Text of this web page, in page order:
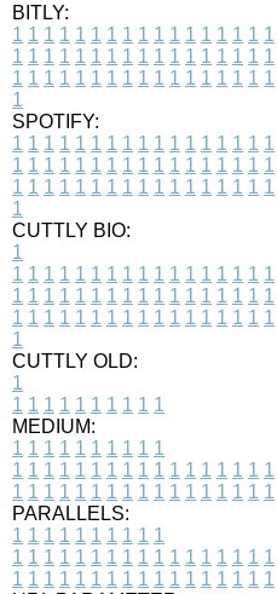
BITLY:
1 1 1 1 1 1 1 1 1 1 1 1 1 1 1 1 1
1 1 1 1 1 1 1 1 1 1 1 1 1 1 1 1 1
1 1 1 1 1 1 1 1 1 1 1 1 1 1 1 1 1
1
SPOTIFY:
1 1 1 1 1 1 1 1 1 1 1 1 1 1 1 1 1
1 1 1 1 1 1 1 1 1 1 1 1 1 1 1 1 1
1 1 1 1 1 1 1 1 1 1 1 1 1 1 1 1 1
1
CUTTLY BIO:
1
1 1 1 1 1 1 1 1 1 1 1 1 1 1 1 1 1
1 1 1 1 1 1 1 1 1 1 1 1 1 1 1 1 1
1 1 1 1 1 1 1 1 1 1 1 1 1 1 1 1 1
1
CUTTLY OLD:
1
1 1 1 1 1 1 1 1 1 1
MEDIUM:
1 1 1 1 1 1 1 1 1 1
1 1 1 1 1 1 1 1 1 1 1 1 1 1 1 1 1
1 1 1 1 1 1 1 1 1 1 1 1 1 1 1 1 1
PARALLELS:
1 1 1 1 1 1 1 1 1 1
1 1 1 1 1 1 1 1 1 1 1 1 1 1 1 1 1
1 1 1 1 1 1 1 1 1 1 1 1 1 1 1 1 1